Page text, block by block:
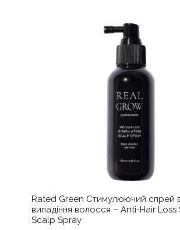
можна
вибрати
на
сторінці
товару
Rated Green Стимулюючий спрей
випадіння волосся – Anti-Hair
Scalp Spray